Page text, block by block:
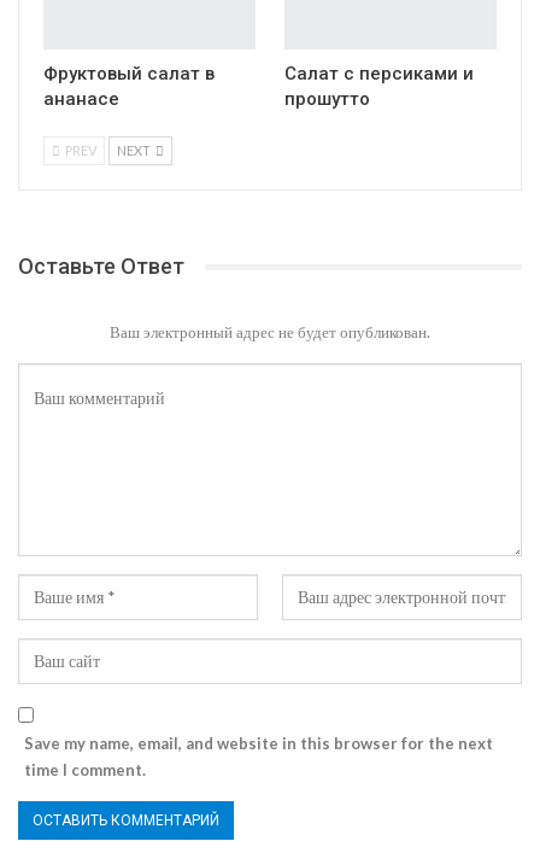
Фруктовый салат в
ананасе
Салат с персиками и
прошутто
PREV NEXT
Оставьте Ответ
Ваш электронный адрес не будет опубликован.
Save my name, email, and website in this browser for the next
time I comment.